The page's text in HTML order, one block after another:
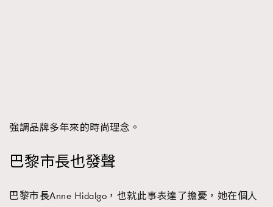
強調品牌多年來的時尚理念。
巴黎市長也發聲
巴黎市長Anne Hidalgo，也就此事表達了擔憂，她在個人